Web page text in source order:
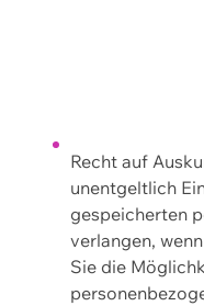
Recht auf
unentgeltlich
gespeicherten
verlangen,
Sie die